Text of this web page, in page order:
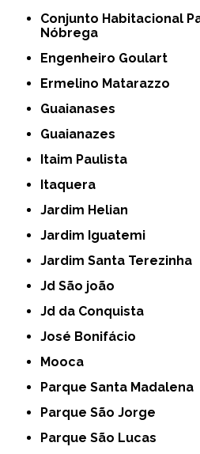
Conjunto Habitacional Padre Manoel da
Nóbrega
Engenheiro Goulart
Ermelino Matarazzo
Guaianases
Guaianazes
Itaim Paulista
Itaquera
Jardim Helian
Jardim Iguatemi
Jardim Santa Terezinha
Jd São joão
Jd da Conquista
José Bonifácio
Mooca
Parque Santa Madalena
Parque São Jorge
Parque São Lucas